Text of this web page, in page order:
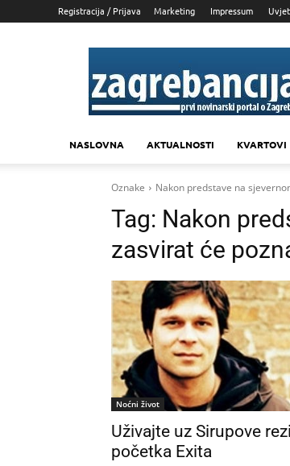
Registracija / Prijava Marketing Impressum
Zagrebancija
NASLOVNA AKTUALNOSTI KVARTOVI
Oznake Nakon predstave na
Tag: Nakon
zasvirat će
Noćni život
Uživajte uz Sirupove
početka Exita